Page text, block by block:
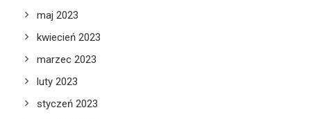
maj 2023
kwiecień 2023
marzec 2023
luty 2023
styczeń 2023